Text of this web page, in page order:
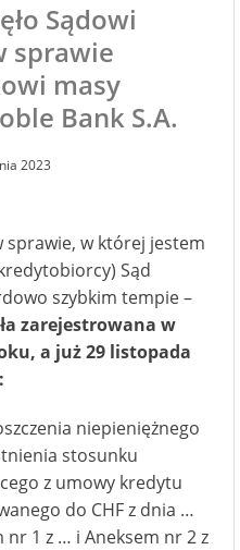
Sądowi
sprawie
masy
Bank S.A.
2023
sprawie, w której jestem
Sąd
szybkim tempie –
zarejestrowana w
a już 29 listopada
niepieniężnego
stosunku
z umowy kredytu
do CHF z dnia …
nr 1 z … i Aneksem nr 2 z